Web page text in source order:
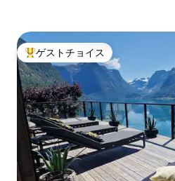
大好評のゲストチョイスです。
ゲストチョイス